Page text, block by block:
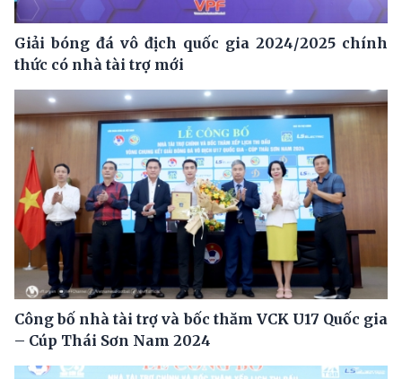
Giải bóng đá vô địch quốc gia 2024/2025 chính
thức có nhà tài trợ mới
Công bố nhà tài trợ và bốc thăm VCK U17 Quốc gia
– Cúp Thái Sơn Nam 2024